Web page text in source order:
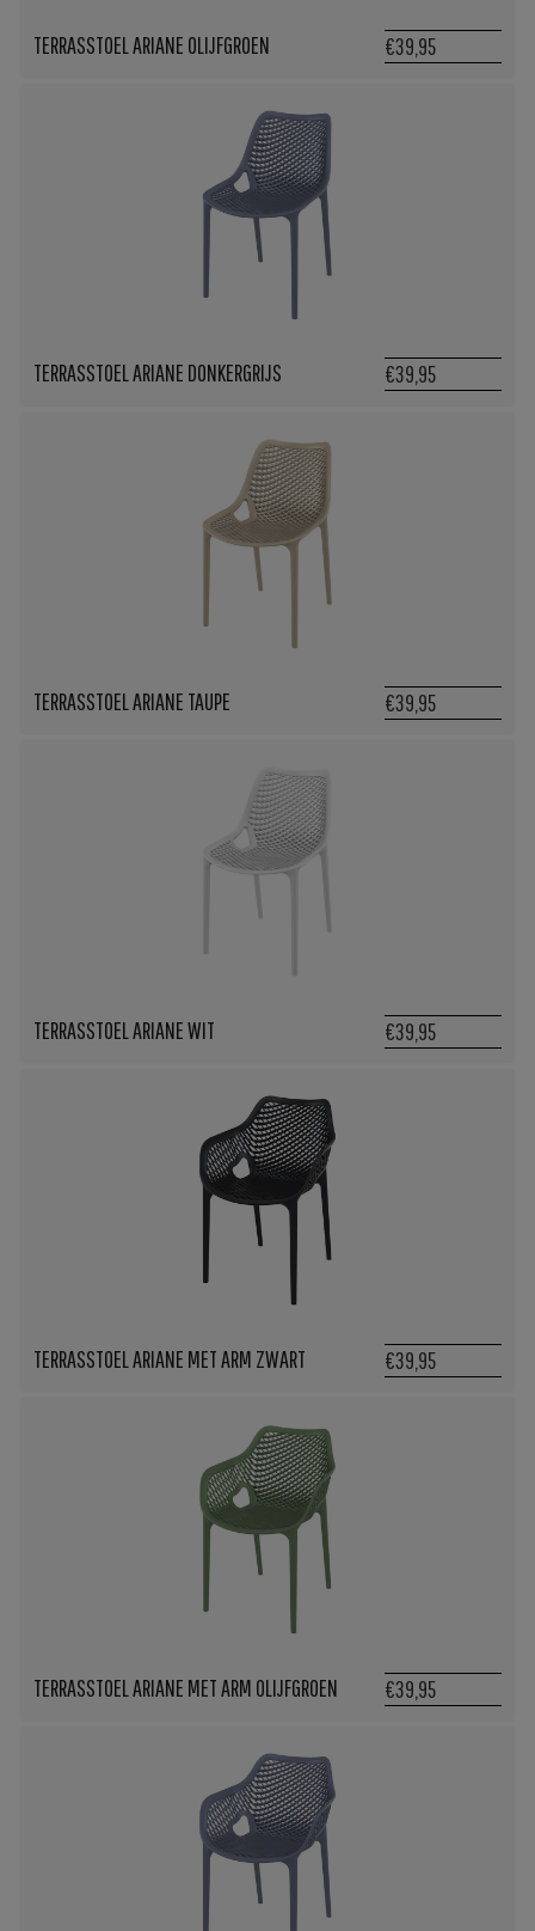
TERRASSTOEL ARIANE OLIJFGROEN €39,95
TERRASSTOEL ARIANE DONKERGRIJS €39,95
TERRASSTOEL ARIANE TAUPE €39,95
TERRASSTOEL ARIANE WIT €39,95
TERRASSTOEL ARIANE MET ARM ZWART €39,95
TERRASSTOEL ARIANE MET ARM OLIJFGROEN €39,95